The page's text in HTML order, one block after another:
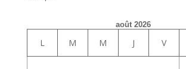
août 2026
L M M J V